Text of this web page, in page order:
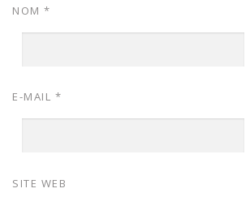
NOM *
E-MAIL *
SITE WEB